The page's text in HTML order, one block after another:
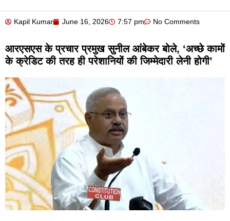
Kapil Kumar June 16, 2026 7:57 pm No Comments
आरएसएस के प्रचार प्रमुख सुनील आंबेकर बोले, ‘अच्छे कामों
के क्रेडिट की तरह ही परेशानियों की जिम्मेदारी लेनी होगी’